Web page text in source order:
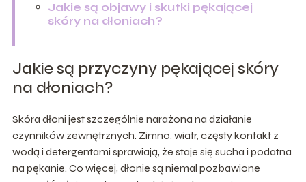
Jakie są objawy i skutki pękającej
skóry na dłoniach?
Jakie są przyczyny pękającej skóry
na dłoniach?
Skóra dłoni jest szczególnie narażona na działanie
czynników zewnętrznych. Zimno, wiatr, częsty kontakt z
wodą i detergentami sprawiają, że staje się sucha i podatna
na pękanie. Co więcej, dłonie są niemal pozbawione